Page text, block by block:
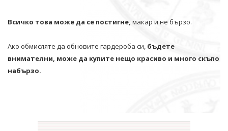
Всичко това може да се постигне, макар и не бързо.
Ако обмисляте да обновите гардероба си, бъдете
внимателни, може да купите нещо красиво и много скъпо
набързо.